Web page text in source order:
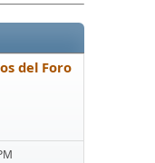
del Foro